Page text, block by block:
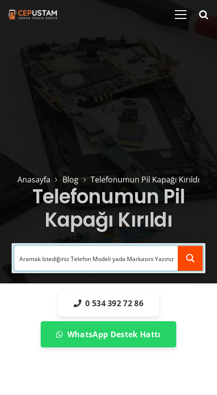
Anasayfa Blog Telefonumun Pil Kapağı Kırıldı
Telefonumun Pil
Kapağı Kırıldı
0 534 392 72 86
WhatsApp Destek Hattı